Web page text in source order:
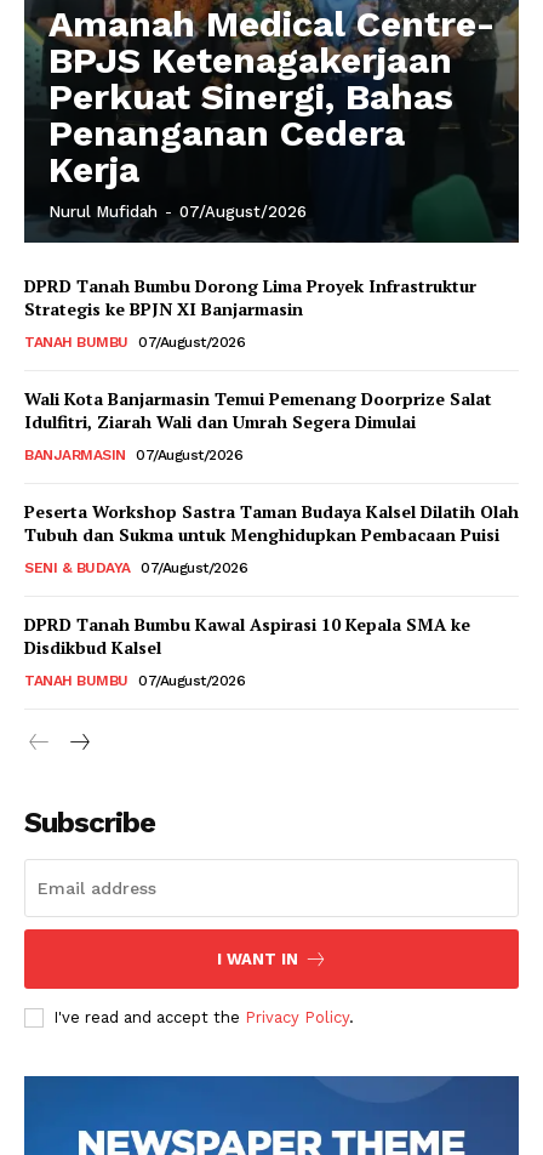
Amanah Medical Centre-
BPJS Ketenagakerjaan
Perkuat Sinergi, Bahas
Penanganan Cedera
Kerja
Nurul Mufidah - 07/August/2026
DPRD Tanah Bumbu Dorong Lima Proyek Infrastruktur
Strategis ke BPJN XI Banjarmasin
TANAH BUMBU 07/August/2026
Wali Kota Banjarmasin Temui Pemenang Doorprize Salat
Idulfitri, Ziarah Wali dan Umrah Segera Dimulai
BANJARMASIN 07/August/2026
Peserta Workshop Sastra Taman Budaya Kalsel Dilatih Olah
Tubuh dan Sukma untuk Menghidupkan Pembacaan Puisi
SENI & BUDAYA 07/August/2026
DPRD Tanah Bumbu Kawal Aspirasi 10 Kepala SMA ke
Disdikbud Kalsel
TANAH BUMBU 07/August/2026
Subscribe
I WANT IN
I've read and accept the Privacy Policy.